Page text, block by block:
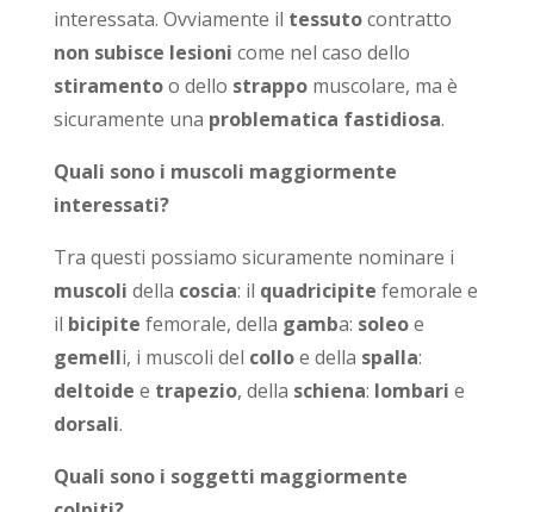
interessata. Ovviamente il tessutocontratto
non subisce lesioni come nel caso dello
stiramentoo dello strappo muscolare, ma è
sicuramente una problematica fastidiosa.
Quali sono i muscoli maggiormente
interessati?
Tra questi possiamo sicuramente nominare i
muscoli della coscia: il quadricipite femorale e
il bicipite femorale, della gamba: soleoe
gemelli, i muscoli del colloe della spalla:
deltoide e trapezio, della schiena: lombari e
dorsali.
Quali sono i soggetti maggiormente